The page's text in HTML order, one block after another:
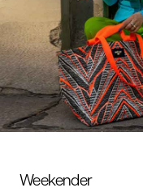
Weekender